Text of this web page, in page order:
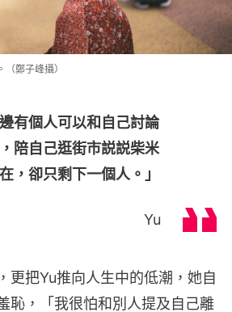
鄭子峰攝）
邊有個人可以和自己討論
陪自己逛街市説説柴米
，卻只剩下一個人。」
Yu
更把Yu推向人生中的低潮，她自
恥，「我很怕和別人提及自己離